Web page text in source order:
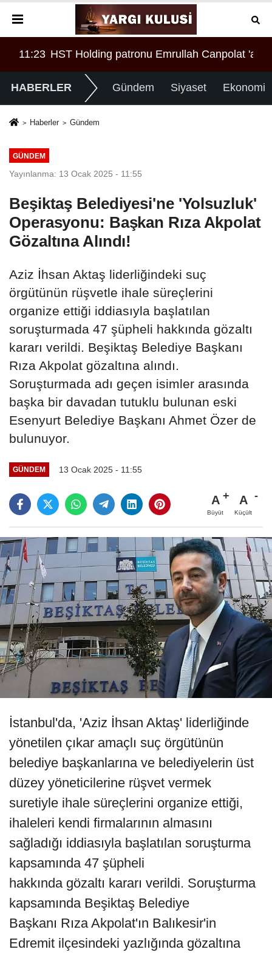
'a örgüt liderliğinden iddianame hazırlandı.. Tüm
08:28 Tasarruf finansman şirketlerine sınırlama
HABERLER Gündem Siyaset Ekonomi
Haberler Gündem
GÜNDEM
Yayınlanma: 13 Ocak 2025 - 11:55
Beşiktaş Belediyesi'ne 'Yolsuzluk'
Operasyonu: Başkan Rıza Akpolat
Gözaltına Alındı!
Aziz İhsan Aktaş liderliğindeki suç
örgütünün rüşvetle ihale süreçlerini
organize ettiği iddiasıyla başlatılan
soruşturmada 47 şüpheli hakkında gözaltı
kararı verildi. Beşiktaş Belediye Başkanı
Rıza Akpolat gözaltına alındı.
Soruşturmada adı geçen isimler arasında
başka bir davadan tutuklu bulunan eski
Esenyurt Belediye Başkanı Ahmet Özer de
bulunuyor.
GÜNDEM 13 Ocak 2025 - 11:55
A
Büyüt
A
Küçült
İstanbul'da, 'Aziz İhsan Aktaş' liderliğinde
yönetilen çıkar amaçlı suç örgütünün
belediye başkanlarına ve belediyelerin üst
düzey yöneticilerine rüşvet vermek
suretiyle ihale süreçlerini organize ettiği,
ihaleleri kendi firmalarının almasını
sağladığı iddiasıyla başlatılan soruşturma
kapsamında 47 şüpheli
hakkında gözaltı kararı verildi. Soruşturma
kapsamında Beşiktaş Belediye
Başkanı Rıza Akpolat'ın Balıkesir'in
Edremit ilçesindeki yazlığında gözaltına